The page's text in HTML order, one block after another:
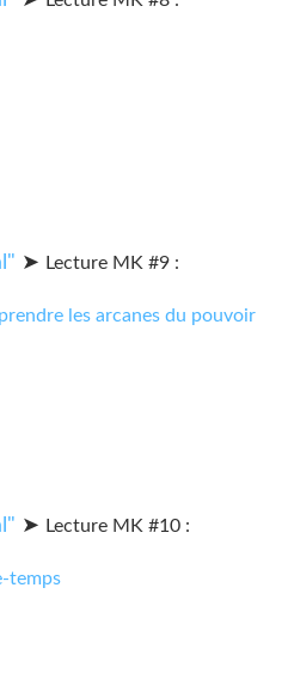
➤ Lecture MK #9 :
les arcanes du pouvoir
➤ Lecture MK #10 :
temps